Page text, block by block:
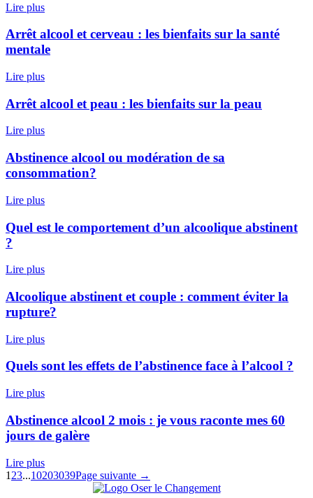
Lire plus
Arrêt alcool et cerveau : les bienfaits sur la santé
mentale
Lire plus
Arrêt alcool et peau : les bienfaits sur la peau
Lire plus
Abstinence alcool ou modération de sa
consommation?
Lire plus
Quel est le comportement d’un alcoolique abstinent
?
Lire plus
Alcoolique abstinent et couple : comment éviter la
rupture?
Lire plus
Quels sont les effets de l’abstinence face à l’alcool ?
Lire plus
Abstinence alcool 2 mois : je vous raconte mes 60
jours de galère
Lire plus
1 23...10203039Page suivante →